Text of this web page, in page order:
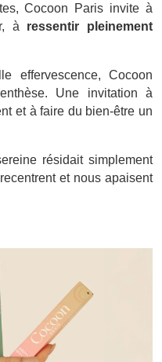
Cocoon Paris invite à
à ressentir pleinement
effervescence, Cocoon
Une invitation à
et à faire du bien-être un
résidait simplement
et nous apaisent